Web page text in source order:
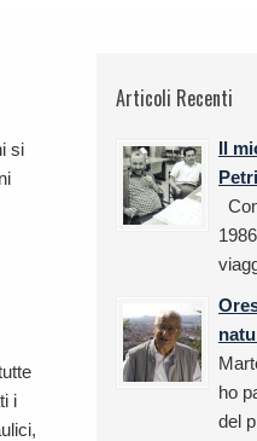
si
i
Articoli Recenti
Il
ho
del